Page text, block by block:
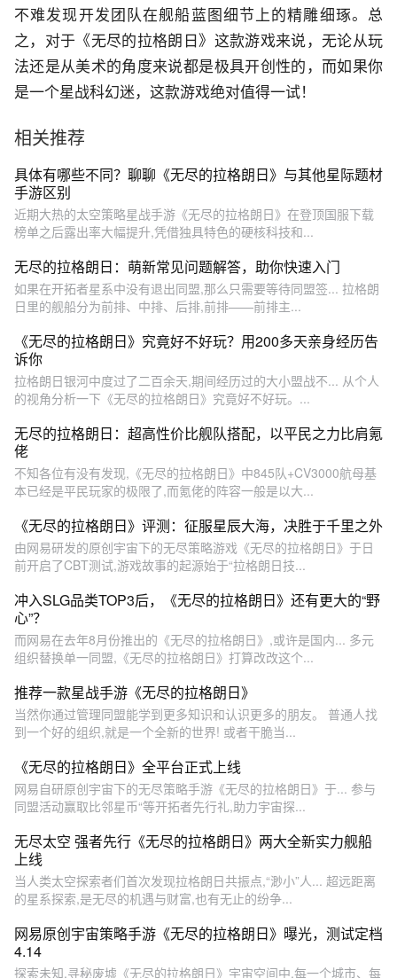
不难发现开发团队在舰船蓝图细节上的精雕细琢。总
之，对于《无尽的拉格朗日》这款游戏来说，无论从玩
法还是从美术的角度来说都是极具开创性的，而如果你
是一个星战科幻迷，这款游戏绝对值得一试！
相关推荐
具体有哪些不同？聊聊《无尽的拉格朗日》与其他星际题材
手游区别
近期大热的太空策略星战手游《无尽的拉格朗日》在登顶国服下载
榜单之后露出率大幅提升,凭借独具特色的硬核科技和...
无尽的拉格朗日：萌新常见问题解答，助你快速入门
如果在开拓者星系中没有退出同盟,那么只需要等待同盟签... 拉格朗
日里的舰船分为前排、中排、后排,前排——前排主...
《无尽的拉格朗日》究竟好不好玩？用200多天亲身经历告
诉你
拉格朗日银河中度过了二百余天,期间经历过的大小盟战不... 从个人
的视角分析一下《无尽的拉格朗日》究竟好不好玩。...
无尽的拉格朗日：超高性价比舰队搭配，以平民之力比肩氪
佬
不知各位有没有发现,《无尽的拉格朗日》中845队+CV3000航母基
本已经是平民玩家的极限了,而氪佬的阵容一般是以大...
《无尽的拉格朗日》评测：征服星辰大海，决胜于千里之外
由网易研发的原创宇宙下的无尽策略游戏《无尽的拉格朗日》于日
前开启了CBT测试,游戏故事的起源始于“拉格朗日技...
冲入SLG品类TOP3后，《无尽的拉格朗日》还有更大的“野
心”？
而网易在去年8月份推出的《无尽的拉格朗日》,或许是国内... 多元
组织替换单一同盟,《无尽的拉格朗日》打算改改这个...
推荐一款星战手游《无尽的拉格朗日》
当然你通过管理同盟能学到更多知识和认识更多的朋友。 普通人找
到一个好的组织,就是一个全新的世界! 或者干脆当...
《无尽的拉格朗日》全平台正式上线
网易自研原创宇宙下的无尽策略手游《无尽的拉格朗日》于... 参与
同盟活动赢取比邻星币“等开拓者先行礼,助力宇宙探...
无尽太空 强者先行《无尽的拉格朗日》两大全新实力舰船
上线
当人类太空探索者们首次发现拉格朗日共振点,“渺小”人... 超远距离
的星系探索,是无尽的机遇与财富,也有无止的纷争...
网易原创宇宙策略手游《无尽的拉格朗日》曝光，测试定档
4.14
探索未知,寻秘废墟《无尽的拉格朗日》宇宙空间中,每一个城市、每